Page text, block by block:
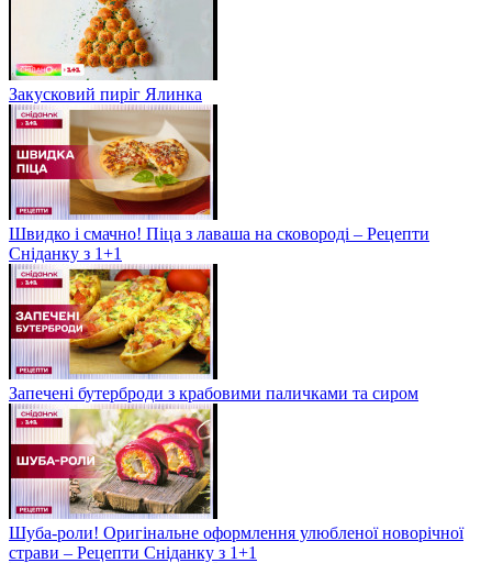
Закусковий пиріг Ялинка
Швидко і смачно! Піца з лаваша на сковороді – Рецепти
Сніданку з 1+1
Запечені бутерброди з крабовими паличками та сиром
Шуба-роли! Оригінальне оформлення улюбленої новорічної
страви – Рецепти Сніданку з 1+1